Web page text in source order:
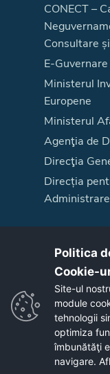
CONECT –
Consultare
E-Guvernare
Ministerul
Europene
Ministerul
Agenţia de
Direcţia
Direcția
Operațional
cod
Pentru informații
Europeană,
Conținutul acestui site
a Uniunii
corectitudinii și
Politica
Cookie-
Site-ul
module
tehnologii
optimiza
îmbunătăţi
navigare.